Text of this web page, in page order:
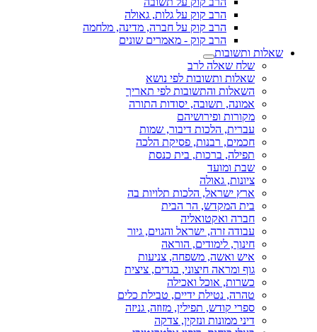
הרב קוק על גלות, גאולה
הרב קוק על חברה, מדינה, מלחמה
הרב קוק - מאמרים שונים
שאלות ותשובות
שלח שאלה לרב
שאלות ותשובות לפי נושא
השאלות והתשובות לפי תאריך
אמונה, תשובה, יסודות התורה
מקורות ופירושיהם
עברית, הלכות דיבור, שמות
חכמים, רבנות, פסיקת הלכה
תפילה, ברכות, בית כנסת
שבת ומועד
ציונות, גאולה
ארץ ישראל, הלכות תלויות בה
בית המקדש, הר הבית
חברה ואקטואליה
עבודה זרה, ישראל והגוים, גיור
חינוך, לימודים, הוראה
איש ואשה, משפחה, צניעות
גוף ומראה חיצוני, בגדים, ציצית
כשרות, אוכל ואכילה
טהרה, נטילת ידיים, טבילת כלים
ספרי קודש, תפילין, מזוזה, גניזה
דיני ממונות ונזקין, צדקה